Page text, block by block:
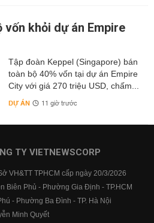
vốn khỏi dự án Empire
Tập đoàn Keppel (Singapore) bán
toàn bộ 40% vốn tại dự án Empire
City với giá 270 triệu USD, chấm...
DỰ ÁN 11 giờ trước
TY VIETNEWSCORP
VH&TT TPHCM cấp ngày 20/3/2026
Biên Phủ - Phường Gia Định - TP.HCM
- Phường Ba Đình - TP. Hà Nội
Minh Quyết